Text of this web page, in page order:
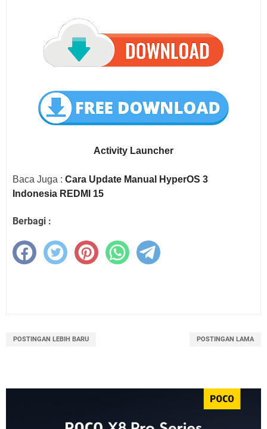
Activity Launcher
Baca Juga : Cara Update Manual HyperOS 3
Indonesia REDMI 15
Berbagi :
POSTINGAN LEBIH BARU POSTINGAN LAMA